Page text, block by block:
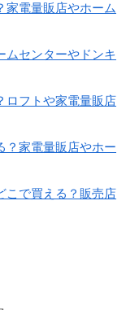
家電量販店やホーム
ムセンターやドンキ
ロフトや家電量販店
？家電量販店やホー
こで買える？販売店